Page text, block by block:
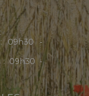
09h30 -
: 09h30 -